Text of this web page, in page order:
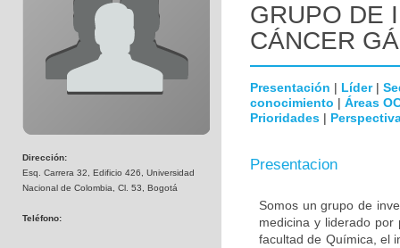
Dirección:
Esq. Carrera 32, Edificio 426, Universidad
Nacional de Colombia, Cl. 53, Bogotá
Teléfono:
GRUPO DE
CÁNCER
Presentación | Líder|
conocimiento | Áreas
Prioridades |
Presentacion
Somos un grupo de
medicina y liderado por
facultad de Química, el